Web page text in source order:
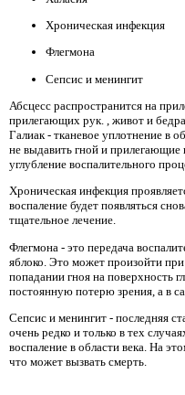
Хроническая инфекция
Флегмона
Сепсис и менингит
Абсцесс распространится на
прилегающих рук. , живот и бедра.
Галиак - тканевое уплотнение в
не выдавить гной и прилегающие
углубление воспалительного
Хроническая инфекция
воспаление будет появляться
тщательное лечение.
Флегмона - это передача
яблоко. Это может произойти
попадании гноя на поверхность
постоянную потерю зрения, а в
Сепсис и менингит - последняя
очень редко и только в тех
воспаление в области века. На
что может вызвать смерть.